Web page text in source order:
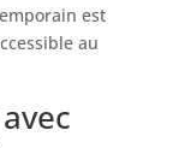
est
au